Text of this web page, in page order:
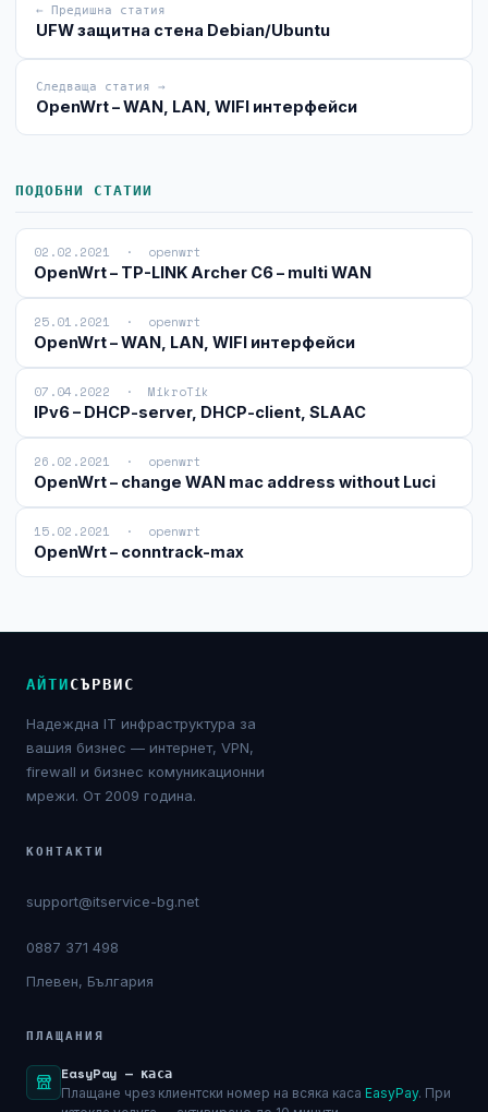
← Предишна статия
UFW защитна стена Debian/Ubuntu
Следваща статия →
OpenWrt – WAN, LAN, WIFI интерфейси
ПОДОБНИ СТАТИИ
02.02.2021 · openwrt
OpenWrt – TP-LINK Archer C6 – multi WAN
25.01.2021 · openwrt
OpenWrt – WAN, LAN, WIFI интерфейси
07.04.2022 · MikroTik
IPv6 – DHCP-server, DHCP-client, SLAAC
26.02.2021 · openwrt
OpenWrt – change WAN mac address without Luci
15.02.2021 · openwrt
OpenWrt – conntrack-max
АЙТИСЪРВИС
Надеждна IT инфраструктура за
вашия бизнес — интернет, VPN,
firewall и бизнес комуникационни
мрежи. От 2009 година.
КОНТАКТИ
support@itservice-bg.net
0887 371 498
Плевен, България
ПЛАЩАНИЯ
EasyPay — каса
Плащане чрез клиентски номер на всяка каса EasyPay. При